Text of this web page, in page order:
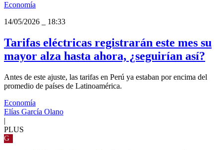
Economía
14/05/2026
18:33
Tarifas eléctricas registrarán este mes su
mayor alza hasta ahora, ¿seguirían así?
Antes de este ajuste, las tarifas en Perú ya estaban por encima del
promedio de países de Latinoamérica.
Economía
Elías García Olano
|
PLUS
G